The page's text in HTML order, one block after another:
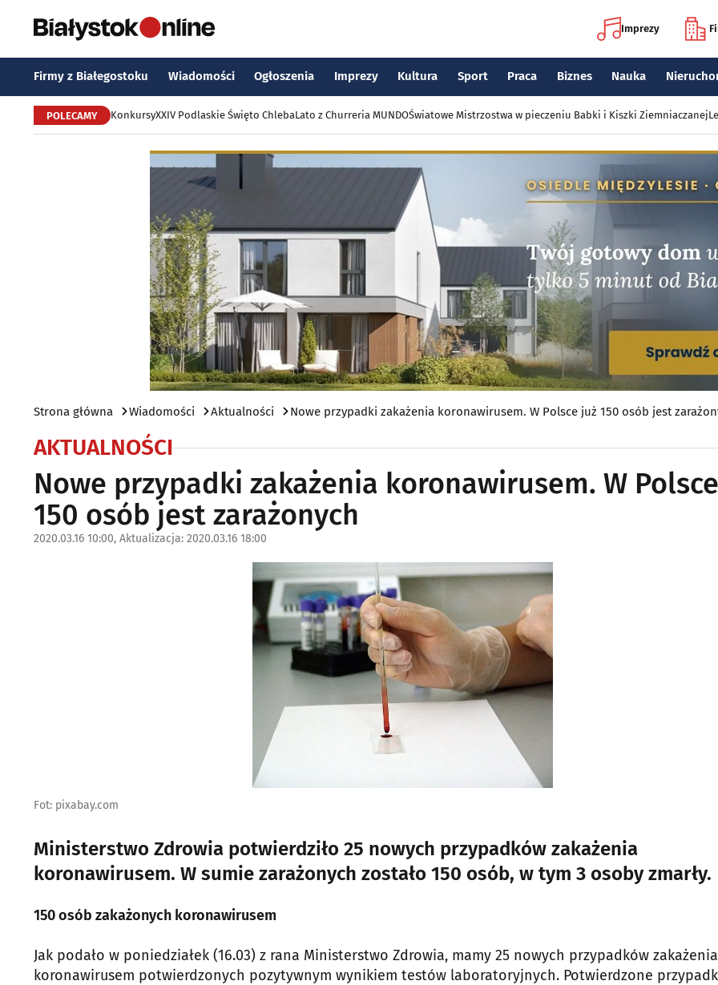
Imprezy
Firmy z Białegostoku Wiadomości Ogłoszenia Imprezy Kultura Sport Praca Biznes Nauka
POLECAMY KonkursyXXIV Podlaskie Święto ChlebaLato z Churreria MUNDOŚwiatowe Mistrzostwa w pieczeniu Babki i Kiszki Ziemniaczanej
Strona główna Wiadomości Aktualności Nowe przypadki zakażenia koronawirusem. W Polsce już 150 osób jest
AKTUALNOŚCI
Nowe przypadki zakażenia koronawirusem. W
150 osób jest zarażonych
2020.03.16 10:00, Aktualizacja: 2020.03.16 18:00
Fot: pixabay.com
Ministerstwo Zdrowia potwierdziło 25 nowych przypadków zakażenia
koronawirusem. W sumie zarażonych zostało 150 osób, w tym 3 osoby zmarły.
150 osób zakażonych koronawirusem
Jak podało w poniedziałek (16.03) z rana Ministerstwo Zdrowia, mamy 25 nowych przypadków zakażenia
koronawirusem potwierdzonych pozytywnym wynikiem testów laboratoryjnych. Potwierdzone